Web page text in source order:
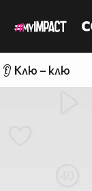
👂 Клю – клю